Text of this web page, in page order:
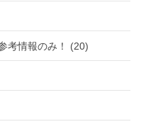
考情報のみ！ (20)